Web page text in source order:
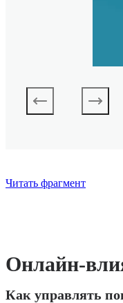
Читать фрагмент
Онлайн-
Как управлять